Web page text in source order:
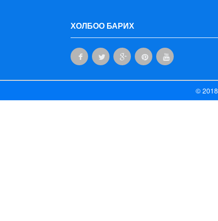
ХОЛБОО БАРИХ
©